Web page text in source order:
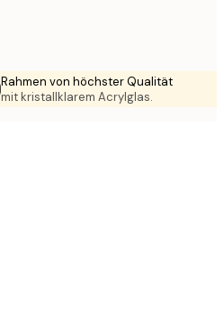
Rahmen von höchster Qualität
mit kristallklarem Acrylglas.